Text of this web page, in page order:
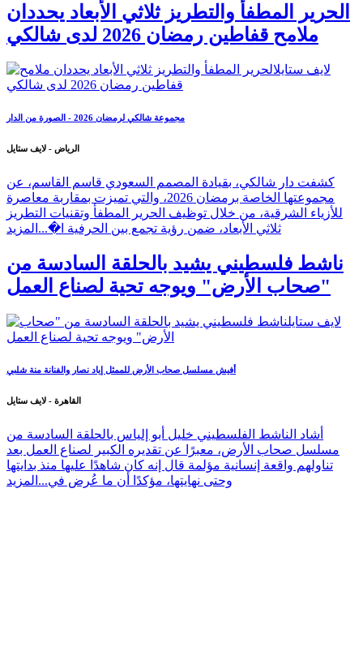
الحرير المطفأ والتطريز ثلاثي الأبعاد يحددان
ملامح قفاطين رمضان 2026 لدى شالكي
مجموعة شالكي لرمضان 2026 - الصورة من الدار
الرياض - لايف ستايل
كشفت دار شالكي، بقيادة المصمم السعودي قاسم القاسم، عن
مجموعتها الخاصة برمضان 2026، والتي تميزت بمقاربة معاصرة
للأزياء الشرقية، من خلال توظيف الحرير المطفأ وتقنيات التطريز
ثلاثي الأبعاد، ضمن رؤية تجمع بين الحرفية ا�... المزيد
ناشط فلسطيني يشيد بالحلقة السادسة من
"صحاب الأرض" ويوجه تحية لصناع العمل
أفيش مسلسل صحاب الأرض للممثل إياد نصار والفنانة منة شلبي
القاهرة - لايف ستايل
أشاد الناشط الفلسطيني خليل أبو إلياس بالحلقة السادسة من
مسلسل صحاب الأرض، معبرًا عن تقديره الكبير لصناع العمل بعد
تناولهم واقعة إنسانية مؤلمة قال إنه كان شاهدًا عليها منذ بدايتها
وحتى نهايتها، مؤكدًا أن ما عُرض في... المزيد